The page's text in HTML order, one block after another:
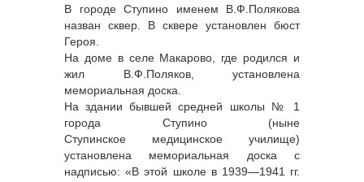
В городе Ступино именем В.Ф.Полякова
назван сквер. В сквере установлен бюст
Героя.
На доме в селе Макарово, где родился и
жил В.Ф.Поляков, установлена
мемориальная доска.
На здании бывшей средней школы № 1
города Ступино (ныне
Ступинское медицинское училище)
установлена мемориальная доска с
надписью: «В этой школе в 1939—1941 гг.